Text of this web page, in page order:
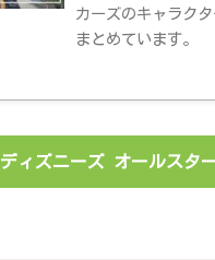
カーズのキャラク
まとめています。
ディズニーズ オールスタ